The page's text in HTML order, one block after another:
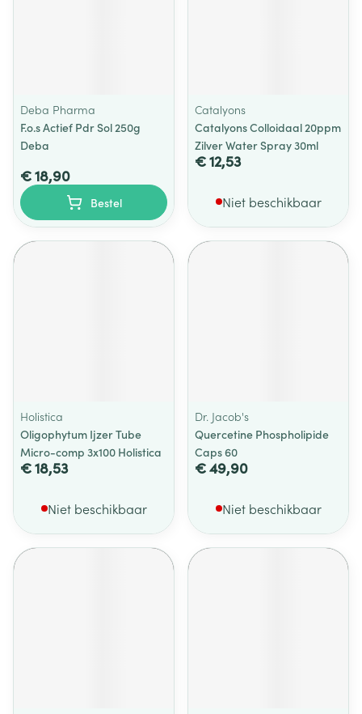
Deba Pharma
F.o.s Actief Pdr Sol 250g
Deba
€ 18,90
Bestel
Catalyons
Catalyons Colloidaal 20ppm
Zilver Water Spray 30ml
€ 12,53
Niet beschikbaar
Holistica
Oligophytum Ijzer Tube
Micro-comp 3x100 Holistica
€ 18,53
Niet beschikbaar
Dr. Jacob's
Quercetine Phospholipide
Caps 60
€ 49,90
Niet beschikbaar